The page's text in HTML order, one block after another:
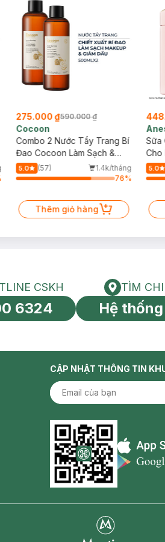
275.000 ₫590.000 ₫
Cocoon
Combo 2 Nước Tẩy Trang Bí
Đao Cocoon Làm Sạch &
Giảm Dầu 500ml
5.0 (57)
1.4k/tháng
76%
Thêm giỏ hàng
Sữa
Cho
5.0
toàn cầu
HOTLINE CSKH
CSKH
6324
TÌM
Hệ
CẬP NHẬT THÔNG TIN
Appstore